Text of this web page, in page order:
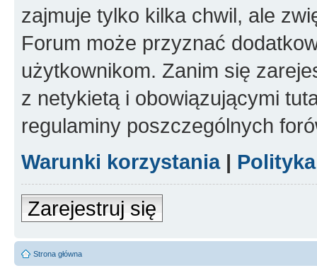
zajmuje tylko kilka chwil, ale
Forum może przyznać
użytkownikom. Zanim się
z netykietą i obowiązującymi
regulaminy poszczególnych
Warunki korzystania|
Zarejestruj się
Strona główna